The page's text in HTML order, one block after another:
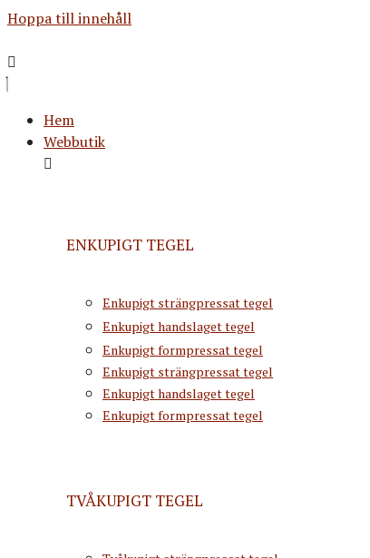
Hoppa till innehåll
Hem
Webbutik
ENKUPIGT TEGEL
Enkupigt strängpressat tegel
Enkupigt handslaget tegel
Enkupigt formpressat tegel
Enkupigt strängpressat tegel
Enkupigt handslaget tegel
Enkupigt formpressat tegel
TVÅKUPIGT TEGEL